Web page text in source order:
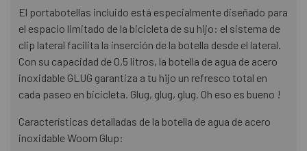
El portabotellas incluido está especialmente diseñado para
el espacio limitado de la bicicleta de su hijo: el sistema de
clip lateral facilita la inserción de la botella desde el lateral.
Con su capacidad de 0,5 litros, la botella de agua de acero
inoxidable GLUG garantiza a tu hijo un refresco total en
cada paseo en bicicleta. Glug, glug, glug. Oh eso es bueno !
Características detalladas de la botella de agua de acero
inoxidable Woom Glup: